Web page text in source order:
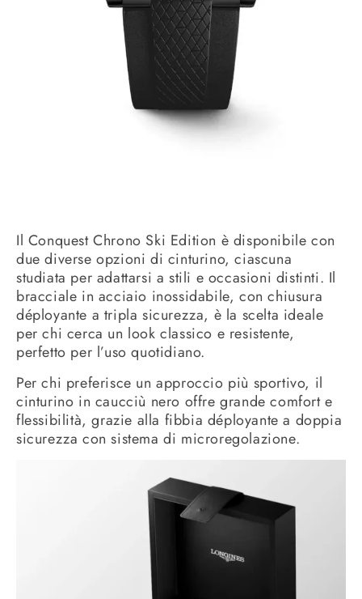
Il Conquest Chrono Ski Edition è disponibile con
due diverse opzioni di cinturino, ciascuna
studiata per adattarsi a stili e occasioni distinti. Il
bracciale in acciaio inossidabile, con chiusura
déployante a tripla sicurezza, è la scelta ideale
per chi cerca un look classico e resistente,
perfetto per l’uso quotidiano.
Per chi preferisce un approccio più sportivo, il
cinturino in caucciù nero offre grande comfort e
flessibilità, grazie alla fibbia déployante a doppia
sicurezza con sistema di microregolazione.